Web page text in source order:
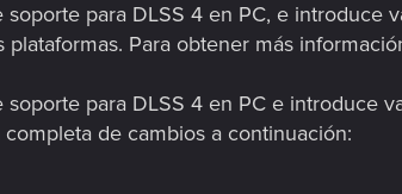
soporte para DLSS 4 en PC, e
plataformas. Para obtener más
soporte para DLSS 4 en PC e introduce
de cambios a continuación: